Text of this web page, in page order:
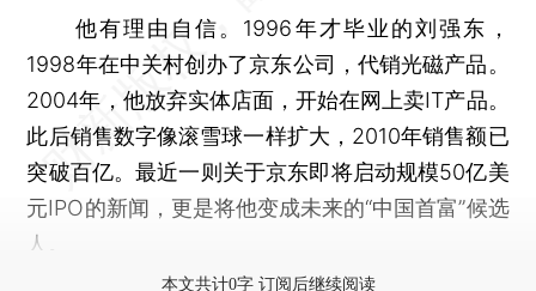
他有理由自信。1996年才毕业的刘强东，
1998年在中关村创办了京东公司，代销光磁产品。
2004年，他放弃实体店面，开始在网上卖IT产品。
此后销售数字像滚雪球一样扩大，2010年销售额已
突破百亿。最近一则关于京东即将启动规模50亿美
元IPO的新闻，更是将他变成未来的“中国首富”候选
人。
本文共计0字 订阅后继续阅读